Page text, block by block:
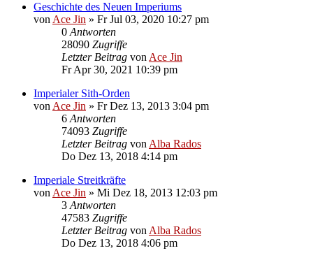
Geschichte des Neuen Imperiums
von Ace Jin » Fr Jul 03, 2020 10:27 pm
0 Antworten
28090 Zugriffe
Letzter Beitrag von Ace Jin
Fr Apr 30, 2021 10:39 pm
Imperialer Sith-Orden
von Ace Jin » Fr Dez 13, 2013 3:04 pm
6 Antworten
74093 Zugriffe
Letzter Beitrag von Alba Rados
Do Dez 13, 2018 4:14 pm
Imperiale Streitkräfte
von Ace Jin » Mi Dez 18, 2013 12:03 pm
3 Antworten
47583 Zugriffe
Letzter Beitrag von Alba Rados
Do Dez 13, 2018 4:06 pm